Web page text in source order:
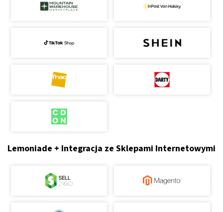
Lemoniade + Integracja ze Sklepami Internetowymi